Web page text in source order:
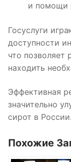
и помощи
Госуслуги
доступности
что позволяет
находить
Эффективная
значительно
сирот в России.
Похожие